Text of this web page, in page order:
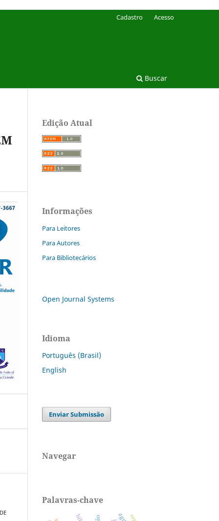
Buscar
Cadastro Acesso
Edição Atual
Informações
Para Leitores
Para Autores
Para Bibliotecários
Open Journal Systems
Idioma
Português (Brasil)
English
Enviar Submissão
Navegar
Palavras-chave